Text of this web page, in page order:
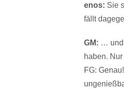
enos: Sie
fällt
GM: … und
haben.
FG: